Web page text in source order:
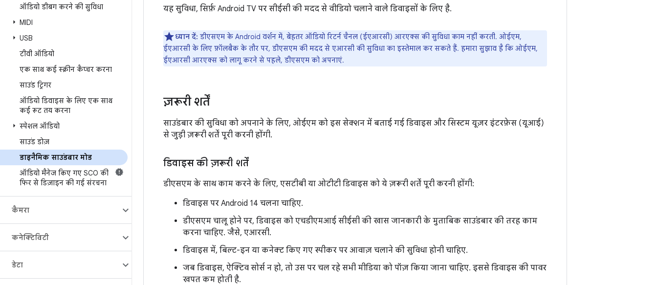
ऑडियो डीबग करने की सुविधा
MIDI
USB
टीवी ऑडियो
एक साथ कई स्क्रीन कैप्चर करना
साउंड ट्रिगर
ऑडियो डिवाइस के लिए एक साथ
कई रूट तय करना
स्पेशल ऑडियो
साउंड डोज़
डाइनैमिक साउंडबार मोड
ऑडियो मैनेज किए गए SCO की
फिर से डिज़ाइन की गई संरचना
कैमरा
कनेक्टिविटी
डेटा
यह सुविधा, सिर्फ़ Android TV पर सीईसी की मदद से वीडियो चलाने वाले डिवाइसों के लिए है.
ध्यान दें: डीएसएम के Android वर्शन में, बेहतर ऑडियो रिटर्न चैनल (ईएआरसी) आरएक्स की सुविधा काम नहीं करती. ओईएम,
ईएआरसी के लिए फ़ॉलबैक के तौर पर, डीएसएम की मदद से एआरसी की सुविधा का इस्तेमाल कर सकते हैं. हमारा सुझाव है कि ओईएम,
ईएआरसी आरएक्स को लागू करने से पहले, डीएसएम को अपनाएं.
ज़रूरी शर्तें
साउंडबार की सुविधा को अपनाने के लिए, ओईएम को इस सेक्शन में बताई गई डिवाइस और सिस्टम यूज़र इंटरफ़ेस (यूआई)
से जुड़ी ज़रूरी शर्तें पूरी करनी होंगी.
डिवाइस की ज़रूरी शर्तें
डीएसएम के साथ काम करने के लिए, एसटीबी या ओटीटी डिवाइस को ये ज़रूरी शर्तें पूरी करनी होंगी:
डिवाइस पर Android 14 चलना चाहिए.
डीएसएम चालू होने पर, डिवाइस को एचडीएमआई सीईसी की खास जानकारी के मुताबिक साउंडबार की तरह काम
करना चाहिए. जैसे, एआरसी.
डिवाइस में, बिल्ट-इन या कनेक्ट किए गए स्पीकर पर आवाज़ चलाने की सुविधा होनी चाहिए.
जब डिवाइस, ऐक्टिव सोर्स न हो, तो उस पर चल रहे सभी मीडिया को पॉज़ किया जाना चाहिए. इससे डिवाइस की पावर
खपत कम होती है.